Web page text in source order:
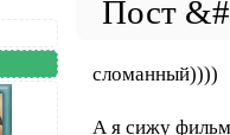
сломанный))))
А я сижу